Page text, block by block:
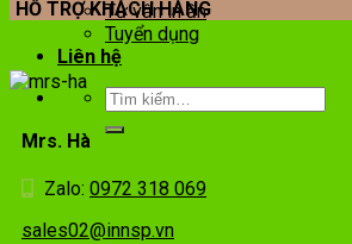
Tư vấn in ấn
Tuyển dụng
Liên hệ
HỖ TRỢ KHÁCH HÀNG
Mrs. Hà
Zalo: 0972 318 069
sales02@innsp.vn